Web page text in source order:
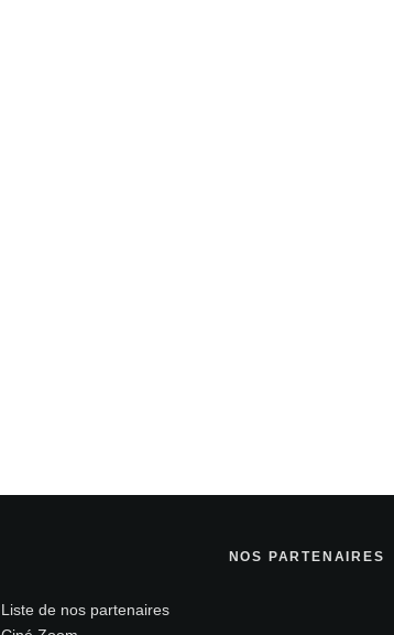
NOS PARTENAIRES
Liste de nos partenaires